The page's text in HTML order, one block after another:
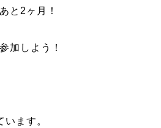
と2ヶ月！
加しよう！
ます。